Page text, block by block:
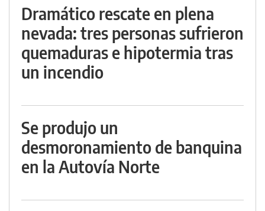
Dramático rescate en plena
nevada: tres personas sufrieron
quemaduras e hipotermia tras
un incendio
Se produjo un
desmoronamiento de banquina
en la Autovía Norte